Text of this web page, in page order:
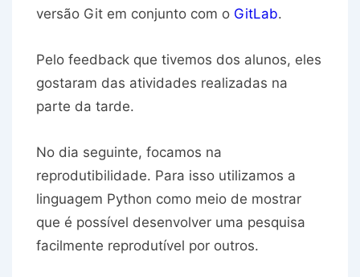
versão Git em conjunto com o GitLab.
Pelo feedback que tivemos dos alunos, eles
gostaram das atividades realizadas na
parte da tarde.
No dia seguinte, focamos na
reprodutibilidade. Para isso utilizamos a
linguagem Python como meio de mostrar
que é possível desenvolver uma pesquisa
facilmente reprodutível por outros.